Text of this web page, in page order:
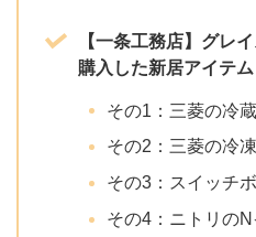
【一条工務店】グレ
購入した新居アイテム
その1：三菱の冷
その2：三菱の冷
その3：スイッチ
その4：ニトリの